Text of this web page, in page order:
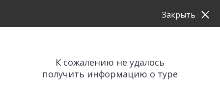
К сожалению не удалось
получить информацию о туре
Закрыть